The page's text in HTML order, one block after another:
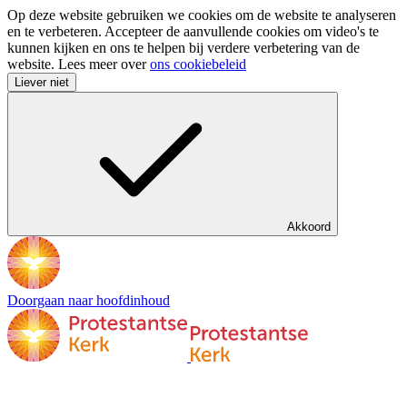
Op deze website gebruiken we cookies om de website te analyseren
en te verbeteren. Accepteer de aanvullende cookies om video's te
kunnen kijken en ons te helpen bij verdere verbetering van de
website. Lees meer overons cookiebeleid
Liever niet
Akkoord
Doorgaan naar hoofdinhoud